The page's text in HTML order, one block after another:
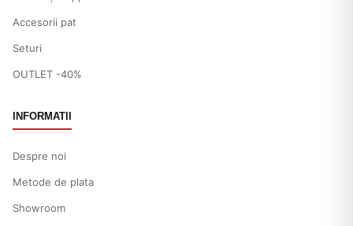
Accesorii pat
Seturi
OUTLET -40%
INFORMATII
Despre noi
Metode de plata
Showroom